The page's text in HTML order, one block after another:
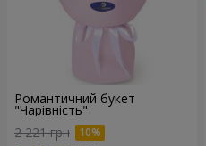
Романтичний букет
"Чарівність"
2 221 грн